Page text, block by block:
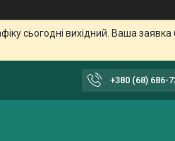
сьогодні вихідний. Ваша
+380 (68) 686-